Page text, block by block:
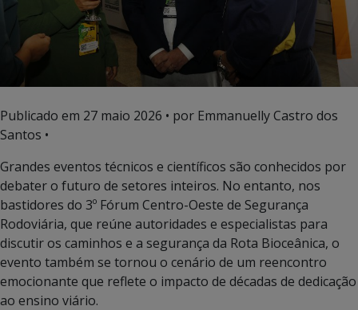
Publicado em 27 maio 2026 • por Emmanuelly Castro dos
Santos •
Grandes eventos técnicos e científicos são conhecidos por
debater o futuro de setores inteiros. No entanto, nos
bastidores do 3º Fórum Centro-Oeste de Segurança
Rodoviária, que reúne autoridades e especialistas para
discutir os caminhos e a segurança da Rota Bioceânica, o
evento também se tornou o cenário de um reencontro
emocionante que reflete o impacto de décadas de dedicação
ao ensino viário.